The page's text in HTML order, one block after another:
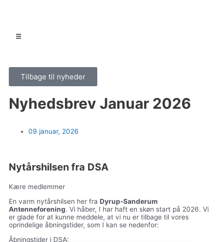
Tilbage til nyheder
Nyhedsbrev Januar 2026
09 januar, 2026
Nytårshilsen fra DSA
Kære medlemmer
En varm nytårshilsen her fra Dyrup-Sanderum
Antenneforening. Vi håber, I har haft en skøn start på 2026. Vi
er glade for at kunne meddele, at vi nu er tilbage til vores
oprindelige åbningstider, som I kan se nedenfor:
Åbningstider i DSA: